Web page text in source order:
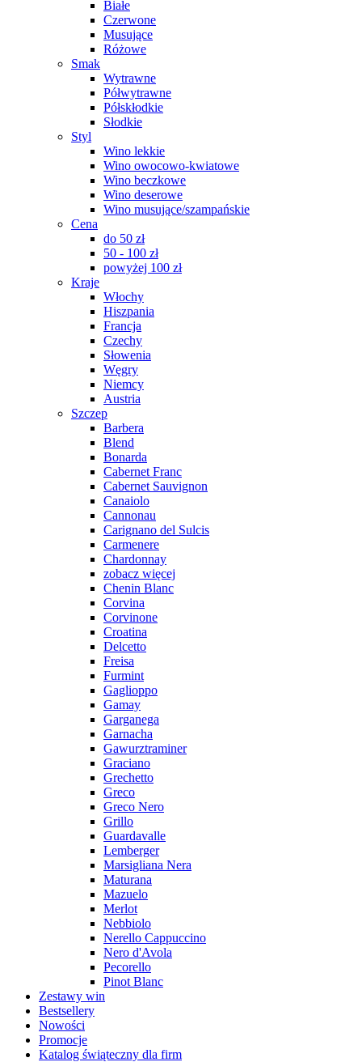
Białe
Czerwone
Musujące
Różowe
Smak
Wytrawne
Półwytrawne
Półskłodkie
Słodkie
Styl
Wino lekkie
Wino owocowo-kwiatowe
Wino beczkowe
Wino deserowe
Wino musujące/szampańskie
Cena
do 50 zł
50 - 100 zł
powyżej 100 zł
Kraje
Włochy
Hiszpania
Francja
Czechy
Słowenia
Węgry
Niemcy
Austria
Szczep
Barbera
Blend
Bonarda
Cabernet Franc
Cabernet Sauvignon
Canaiolo
Cannonau
Carignano del Sulcis
Carmenere
Chardonnay
zobacz więcej
Chenin Blanc
Corvina
Corvinone
Croatina
Delcetto
Freisa
Furmint
Gaglioppo
Gamay
Garganega
Garnacha
Gawurztraminer
Graciano
Grechetto
Greco
Greco Nero
Grillo
Guardavalle
Lemberger
Marsigliana Nera
Maturana
Mazuelo
Merlot
Nebbiolo
Nerello Cappuccino
Nero d'Avola
Pecorello
Pinot Blanc
Zestawy win
Bestsellery
Nowości
Promocje
Katalog świąteczny dla firm